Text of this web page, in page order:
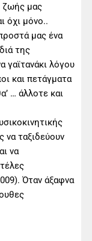
ζωής μας
όχι μόνο..
μας ένα
της
γαϊτανάκι λόγου
και πετάγματα
… άλλοτε και
να ταξιδεύουν
να
Όταν άξαφνα